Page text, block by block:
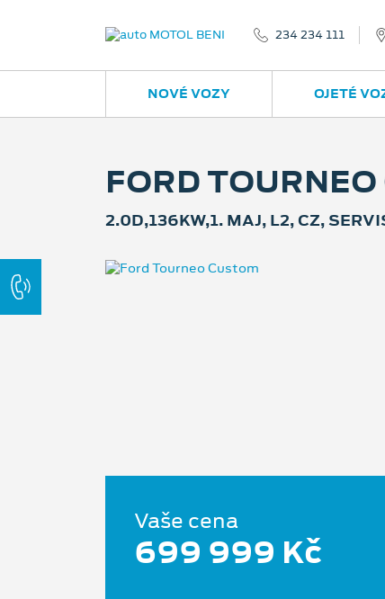
234 234 111
NOVÉ VOZY OJETÉ
FORD
2.0D,136KW,1. MAJ, L2, CZ,
Vaše cena
699 999 Kč